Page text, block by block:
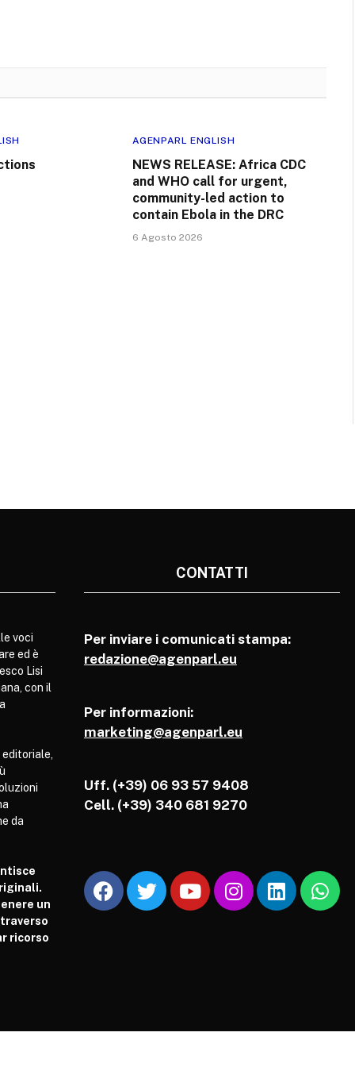
AGENPARL ENGLISH
NEWS RELEASE: Africa CDC
and WHO call for urgent,
community-led action to
contain Ebola in the DRC
6 Agosto 2026
voci
ed è
Lisi
con il
da
un
ricorso
CONTATTI
Per inviare i comunicati stampa:
redazione@agenparl.eu
Per informazioni:
marketing@agenparl.eu
Uff. (+39) 06 93 57 9408
Cell. (+39) 340 681 9270